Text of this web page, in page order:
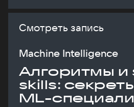
Смотреть запись
Machine Intelligence
Алгоритмы и
skills:
ML-